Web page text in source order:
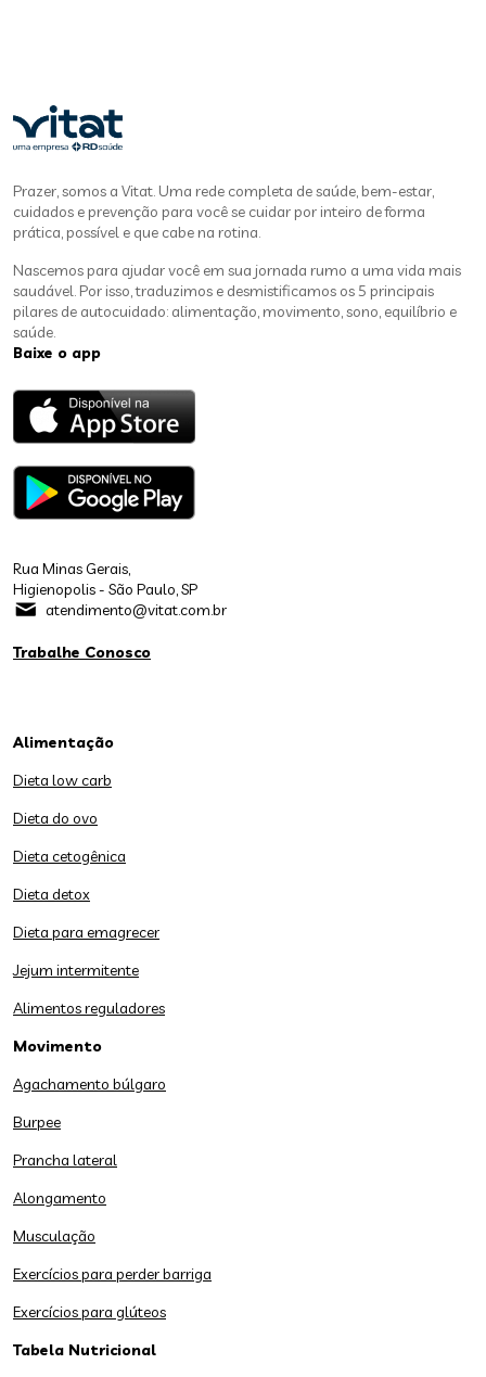
Prazer, somos a Vitat. Uma rede completa de saúde, bem-estar,
cuidados e prevenção para você se cuidar por inteiro de forma
prática, possível e que cabe na rotina.
Nascemos para ajudar você em sua jornada rumo a uma vida mais
saudável. Por isso, traduzimos e desmistificamos os 5 principais
pilares de autocuidado: alimentação, movimento, sono, equilíbrio e
saúde.
Baixe o app
Rua Minas Gerais,
Higienopolis - São Paulo, SP
atendimento@vitat.com.br
Trabalhe Conosco
Alimentação
Dieta low carb
Dieta do ovo
Dieta cetogênica
Dieta detox
Dieta para emagrecer
Jejum intermitente
Alimentos reguladores
Movimento
Agachamento búlgaro
Burpee
Prancha lateral
Alongamento
Musculação
Exercícios para perder barriga
Exercícios para glúteos
Tabela Nutricional